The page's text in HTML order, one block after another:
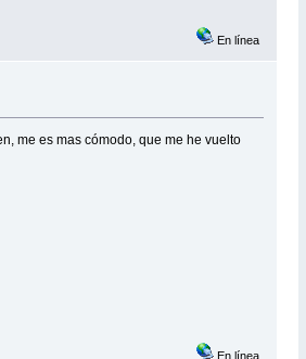
En línea
me es mas cómodo, que me he vuelto
En línea